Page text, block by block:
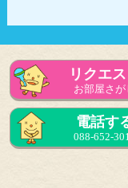
リクエス
お部屋さが
電話す
088-652-